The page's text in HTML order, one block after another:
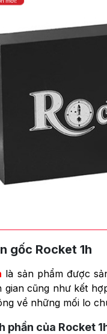
gốc Rocket 1h
là sản phẩm được
gian cũng như kết
về những mối lo
phần của Rocket